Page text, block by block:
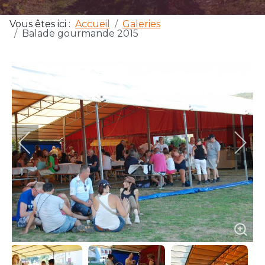
Vous êtes ici : Accueil
Galeries
Balade gourmande 2015